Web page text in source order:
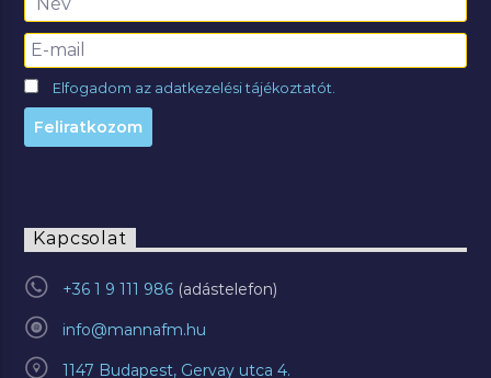
Elfogadom az adatkezelési tájékoztatót.
Kapcsolat
+36 1 9 111 986
info@mannafm.hu
1147 Budapest, Gervay utca 4.